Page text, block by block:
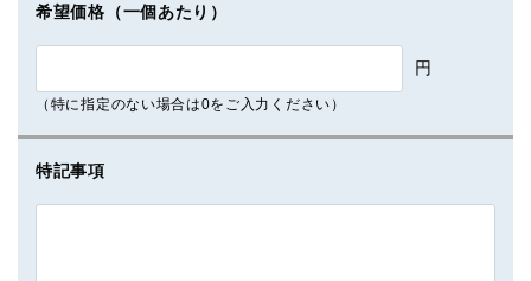
希望価格（一個あたり）
円
（特に指定のない場合は0をご入力ください）
特記事項